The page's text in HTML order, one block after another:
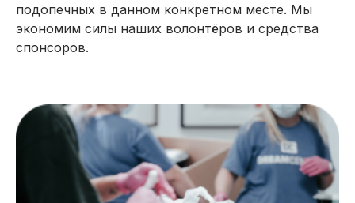
подопечных в данном конкретном месте. Мы
экономим силы наших волонтёров и средства
спонсоров.